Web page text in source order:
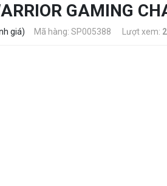
GAMING
giá) Mã hàng: SP005388 Lượt xem: